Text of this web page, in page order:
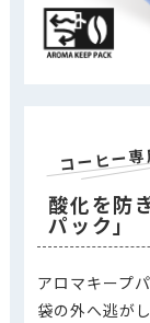
コーヒー
酸化を防
パック」
アロマキープ
袋の外へ逃がし